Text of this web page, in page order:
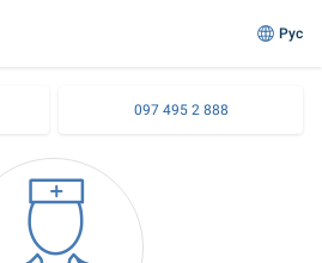
Рус
097 495 2 888